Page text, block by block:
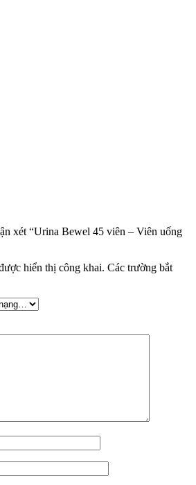
xét “Urina Bewel 45 viên – Viên uống
hiển thị công khai. Các trường bắt